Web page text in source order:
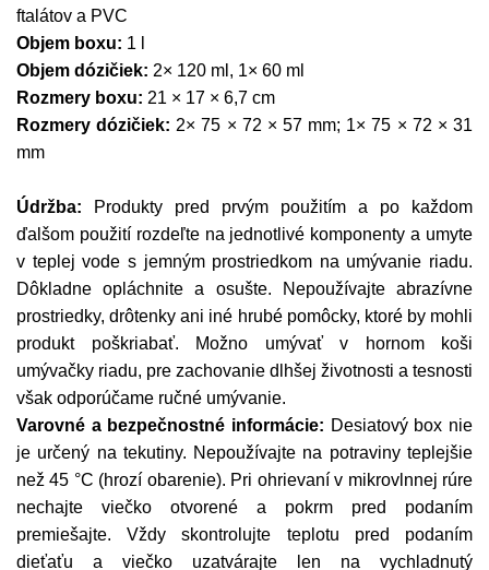
ftalátov a PVC
Objem boxu: 1 l
Objem dózičiek: 2× 120 ml, 1× 60 ml
Rozmery boxu: 21 × 17 × 6,7 cm
Rozmery dózičiek: 2× 75 × 72 × 57 mm; 1× 75 × 72 × 31
mm
Údržba: Produkty pred prvým použitím a po každom
ďalšom použití rozdeľte na jednotlivé komponenty a umyte
v teplej vode s jemným prostriedkom na umývanie riadu.
Dôkladne opláchnite a osušte. Nepoužívajte abrazívne
prostriedky, drôtenky ani iné hrubé pomôcky, ktoré by mohli
produkt poškriabať. Možno umývať v hornom koši
umývačky riadu, pre zachovanie dlhšej životnosti a tesnosti
však odporúčame ručné umývanie.
Varovné a bezpečnostné informácie: Desiatový box nie
je určený na tekutiny. Nepoužívajte na potraviny teplejšie
než 45 °C (hrozí obarenie). Pri ohrievaní v mikrovlnnej rúre
nechajte viečko otvorené a pokrm pred podaním
premiešajte. Vždy skontrolujte teplotu pred podaním
dieťaťu a viečko uzatvárajte len na vychladnutý